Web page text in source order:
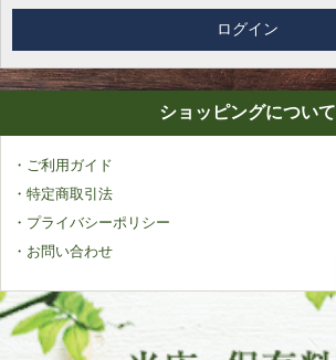
ショッピングについて
・ご利用ガイド
・特定商取引法
・プライバシーポリシー
・お問い合わせ